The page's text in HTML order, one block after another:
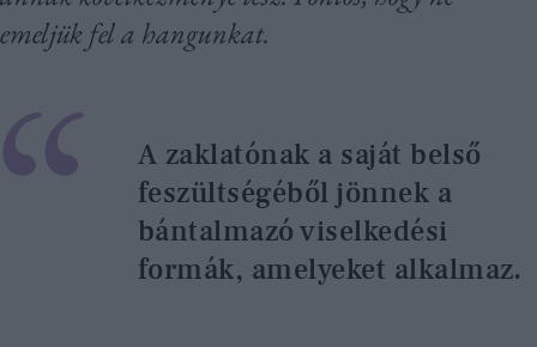
emeljük fel a hangunkat.
A zaklatónak a saját belső
feszültségéből jönnek a
bántalmazó viselkedési
formák, amelyeket alkalmaz.